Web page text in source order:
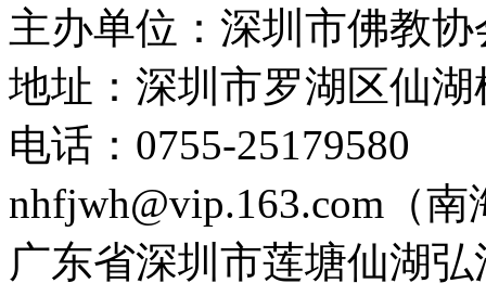
主办单位：深圳市佛教
地址：深圳市罗湖区仙
电话：0755-25179580
nhfjwh@vip.163.com（南
广东省深圳市莲塘仙湖弘